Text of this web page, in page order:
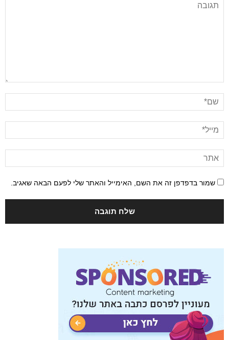
שמור בדפדפן זה את השם, האימייל והאתר שלי לפעם הבאה שאגיב.